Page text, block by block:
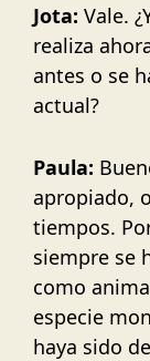
Jota: Vale.
realiza
antes o se
actual?
Paula:
apropiado,
tiempos.
siempre se
como
especie
haya sido